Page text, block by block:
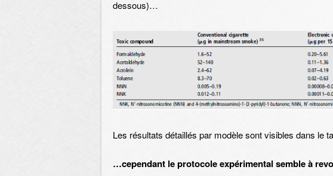
dessous)…
Les résultats détaillés par modèle sont visibles dans le
…cependant le protocole expérimental semble à